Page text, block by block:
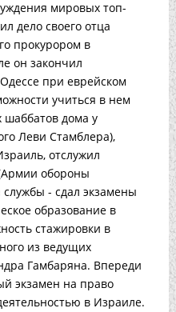
мировых топ-
дело своего отца
прокурором в
он закончил
при еврейском
учиться в нем
дома у
Леви Стамблера),
отслужил
обороны
- сдал экзамены
образование в
стажировки в
из ведущих
Гамбаряна. Впереди
экзамен на право
в Израиле.